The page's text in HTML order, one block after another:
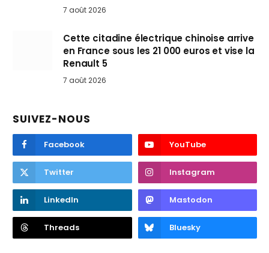
7 août 2026
Cette citadine électrique chinoise arrive
en France sous les 21 000 euros et vise la
Renault 5
7 août 2026
SUIVEZ-NOUS
Facebook YouTube
Twitter Instagram
LinkedIn Mastodon
Threads Bluesky